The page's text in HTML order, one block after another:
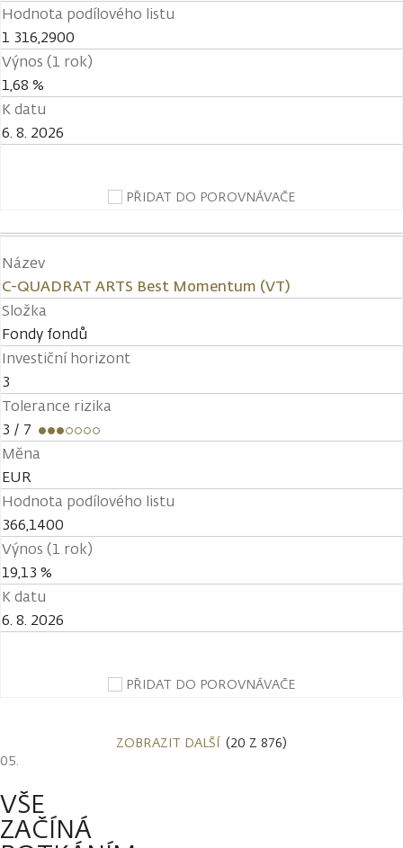
Hodnota podílového listu
1 316,2900
Výnos (1 rok)
1,68 %
K datu
6. 8. 2026
PŘIDAT DO POROVNÁVAČE
Název
C-QUADRAT ARTS Best Momentum (VT)
Složka
Fondy fondů
Investiční horizont
3
Tolerance rizika
3 / 7
Měna
EUR
Hodnota podílového listu
366,1400
Výnos (1 rok)
19,13 %
K datu
6. 8. 2026
PŘIDAT DO POROVNÁVAČE
ZOBRAZIT DALŠÍ (20 Z 876)
VŠE
ZAČÍNÁ